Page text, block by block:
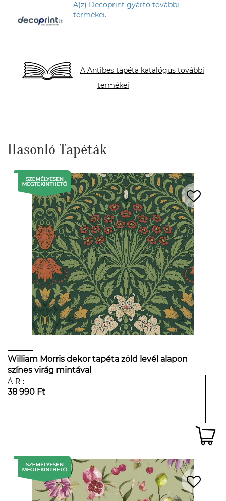
A(z) Decoprint gyártó további
termékei.
A Antibes tapéta katalógus további
termékei
Hasonló Tapéták
William Morris dekor tapéta zöld levél alapon
színes virág mintával
ÁR:
38 990 Ft